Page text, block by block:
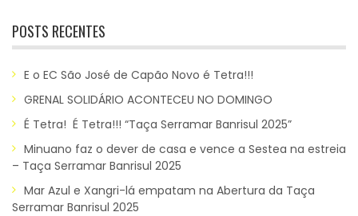
POSTS RECENTES
E o EC São José de Capão Novo é Tetra!!!
GRENAL SOLIDÁRIO ACONTECEU NO DOMINGO
É Tetra! É Tetra!!! “Taça Serramar Banrisul 2025”
Minuano faz o dever de casa e vence a Sestea na estreia
– Taça Serramar Banrisul 2025
Mar Azul e Xangri-lá empatam na Abertura da Taça
Serramar Banrisul 2025